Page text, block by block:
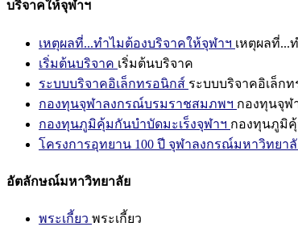
บริจาคให้จุฬาฯ
เหตุผลที่...ทำไมต้องบริจาคให้จุฬาฯ เหตุผลที่...
เริ่มต้นบริจาค เริ่มต้นบริจาค
ระบบบริจาคอิเล็กทรอนิกส์ ระบบบริจาคอิเล็ก
กองทุนจุฬาลงกรณ์บรมราชสมภพฯ กองทุนจุฬ
กองทุนภูมิคุ้มกันบำบัดมะเร็งจุฬาฯ กองทุนภูมิคุ้
โครงการอุทยาน 100 ปี จุฬาลงกรณ์มหาวิทยา
อัตลักษณ์มหาวิทยาลัย
พระเกี้ยว พระเกี้ยว